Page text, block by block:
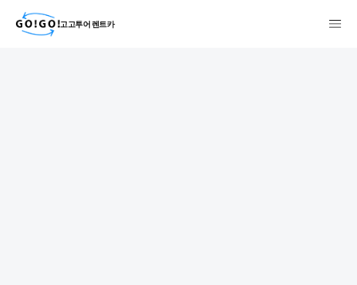
고고투어 렌트카